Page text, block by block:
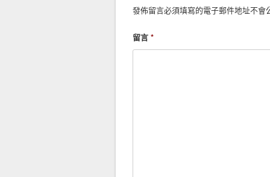
發佈留言必須填寫的電子郵件地址不會
留言 *